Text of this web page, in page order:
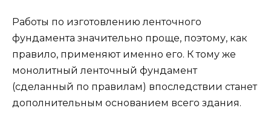
Работы по изготовлению ленточного
фундамента значительно проще, поэтому, как
правило, применяют именно его. К тому же
монолитный ленточный фундамент
(сделанный по правилам) впоследствии станет
дополнительным основанием всего здания.